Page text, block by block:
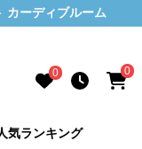
カーディブルーム
0 0
気ランキング